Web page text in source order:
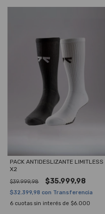
PACK ANTIDESLIZANTE LIMITLESS
X2
$39.999,98 $35.999,98
$32.399,98 con Transferencia
6 cuotas sin interés de $6.000